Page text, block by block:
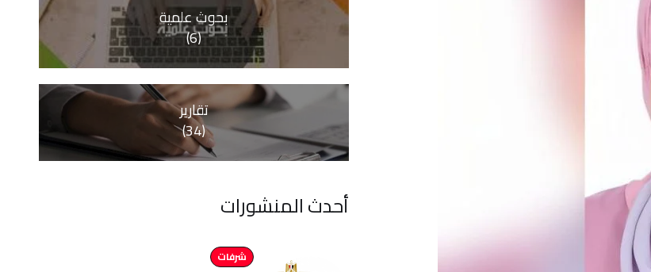
بحوث علمية
(6)
تقارير
(34)
أحدث المنشورات
شرفات